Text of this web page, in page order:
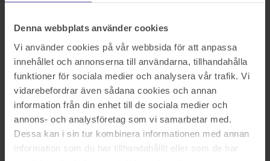
Denna webbplats använder cookies
Vi använder cookies på vår webbsida för att anpassa
innehållet och annonserna till användarna, tillhandahålla
funktioner för sociala medier och analysera vår trafik. Vi
vidarebefordrar även sådana cookies och annan
information från din enhet till de sociala medier och
annons- och analysföretag som vi samarbetar med.
Dessa kan i sin tur kombinera informationen med annan
information som du har tillhandahållit eller som de har
Rättshjälp
Samäganderättsavtal
Servitut och arrende
Skatterätt
Skuldebrev
Testamente
Vita Arkivet
Vårdnad, boende och umgänge
Äganderättsförklaring
Äktenskapsförord
Överlåtelseavtal
Prislista
Våra kontor